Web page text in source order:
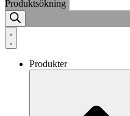
Produktsökning
Produkter